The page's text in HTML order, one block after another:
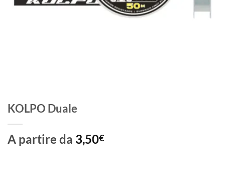
KOLPO Duale
A partire da 3,50€